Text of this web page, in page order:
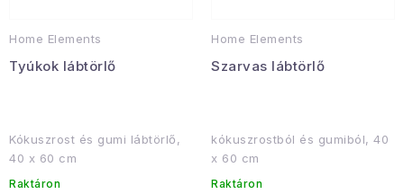
Home Elements
Tyúkok lábtörlő
Kókuszrost és gumi lábtörlő,
40 x 60 cm
Raktáron
Home Elements
Szarvas lábtörlő
kókuszrostból és gumiból, 40
x 60 cm
Raktáron